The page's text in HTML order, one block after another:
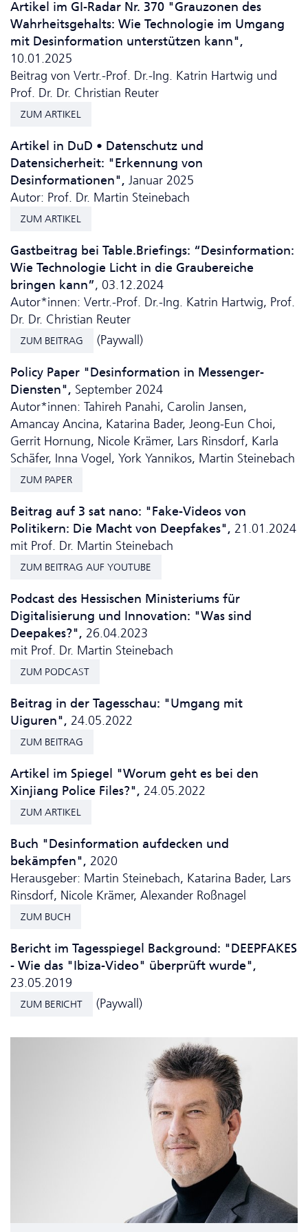
Artikel im GI-Radar Nr. 370 "Grauzonen des
Wahrheitsgehalts: Wie Technologie im Umgang
mit Desinformation unterstützen kann",
10.01.2025
Beitrag von Vertr.-Prof. Dr.-Ing. Katrin Hartwig und
Prof. Dr. Dr. Christian Reuter
ZUM ARTIKEL
Artikel in DuD • Da­ten­schutz und
Datensicherheit: "Erkennung von
Desinformationen", Januar 2025
Autor: Prof. Dr. Martin Steinebach
ZUM ARTIKEL
Gastbeitrag bei Table.Briefings: “Desinformation:
Wie Technologie Licht in die Graubereiche
bringen kann”, 03.12.2024
Autor*innen: Vertr.-Prof. Dr.-Ing. Katrin Hartwig, Prof.
Dr. Dr. Christian Reuter
ZUM BEITRAG (Paywall)
Policy Paper "Desinformation in Messenger-
Diensten", September 2024
Autor*innen: Tahireh Panahi, Carolin Jansen,
Amancay Ancina, Katarina Bader, Jeong-Eun Choi,
Gerrit Hornung, Nicole Krämer, Lars Rinsdorf, Karla
Schäfer, Inna Vogel, York Yannikos, Martin Steinebach
ZUM PAPER
Beitrag auf 3 sat nano: "Fake-Videos von
Politikern: Die Macht von Deep­fakes", 21.01.2024
mit Prof. Dr. Martin Steinebach
ZUM BEITRAG AUF YOUTUBE
Podcast des Hessischen Ministeriums für
Digitalisierung und Innovation: "Was sind
Deepakes?", 26.04.2023
mit Prof. Dr. Martin Steinebach
ZUM PODCAST
Beitrag in der Tagesschau: "Umgang mit
Uiguren", 24.05.2022
ZUM BEITRAG
Artikel im Spiegel "Worum geht es bei den
Xinjiang Police Files?", 24.05.2022
ZUM ARTIKEL
Buch "Desinformation aufdecken und
bekämpfen", 2020
Herausgeber: Martin Steinebach, Katarina Bader, Lars
Rinsdorf, Nicole Krämer, Alexander Roßnagel
ZUM BUCH
Bericht im Tagesspiegel Background: "DEEPFAKES
- Wie das "Ibiza-Video" überprüft wurde",
23.05.2019
ZUM BERICHT (Paywall)